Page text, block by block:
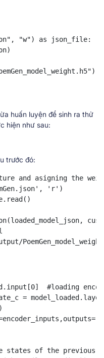
"w") as json_file:
huấn luyện để sinh ra thử
hiện như sau:
trước đó:
and asigning the
'r')
#loading
=
states of the previous